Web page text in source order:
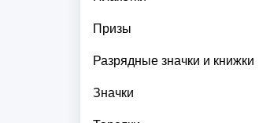
Призы
Разрядные значки и книжки
Значки